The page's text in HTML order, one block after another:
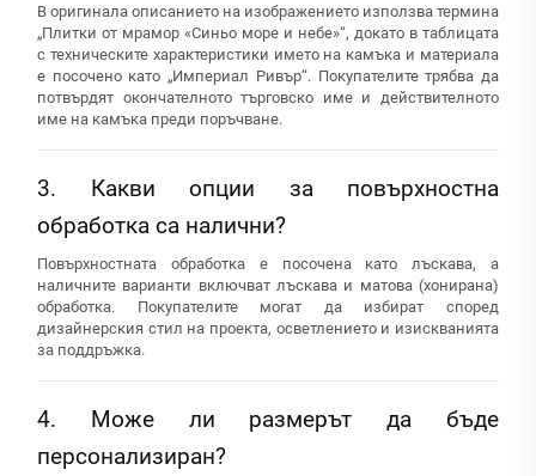
В оригинала описанието на изображението използва термина
„Плитки от мрамор «Синьо море и небе»“, докато в таблицата
с техническите характеристики името на камъка и материала
е посочено като „Империал Ривър“. Покупателите трябва да
потвърдят окончателното търговско име и действителното
име на камъка преди поръчване.
3. Какви опции за повърхностна
обработка са налични?
Повърхностната обработка е посочена като лъскава, а
наличните варианти включват лъскава и матова (хонирана)
обработка. Покупателите могат да избират според
дизайнерския стил на проекта, осветлението и изискванията
за поддръжка.
4. Може ли размерът да бъде
персонализиран?